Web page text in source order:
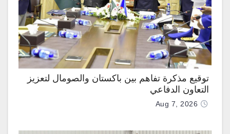
توقيع مذكرة تفاهم بين باكستان والصومال لتعزيز
التعاون الدفاعي
Aug 7, 2026